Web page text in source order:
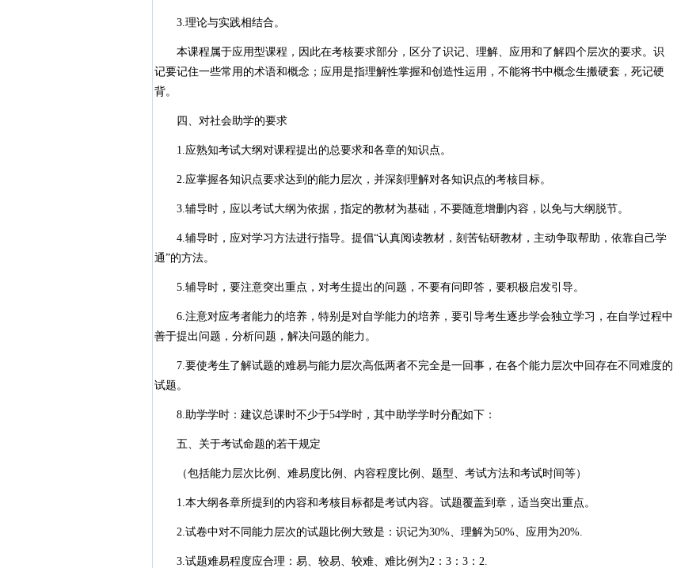
3.理论与实践相结合。
本课程属于应用型课程，因此在考核要求部分，区分了识记、理解、应用和了解四个层次的要求。识
记要记住一些常用的术语和概念；应用是指理解性掌握和创造性运用，不能将书中概念生搬硬套，死记硬
背。
四、对社会助学的要求
1.应熟知考试大纲对课程提出的总要求和各章的知识点。
2.应掌握各知识点要求达到的能力层次，并深刻理解对各知识点的考核目标。
3.辅导时，应以考试大纲为依据，指定的教材为基础，不要随意增删内容，以免与大纲脱节。
4.辅导时，应对学习方法进行指导。提倡“认真阅读教材，刻苦钻研教材，主动争取帮助，依靠自己学
通”的方法。
5.辅导时，要注意突出重点，对考生提出的问题，不要有问即答，要积极启发引导。
6.注意对应考者能力的培养，特别是对自学能力的培养，要引导考生逐步学会独立学习，在自学过程中
善于提出问题，分析问题，解决问题的能力。
7.要使考生了解试题的难易与能力层次高低两者不完全是一回事，在各个能力层次中回存在不同难度的
试题。
8.助学学时：建议总课时不少于54学时，其中助学学时分配如下：
五、关于考试命题的若干规定
（包括能力层次比例、难易度比例、内容程度比例、题型、考试方法和考试时间等）
1.本大纲各章所提到的内容和考核目标都是考试内容。试题覆盖到章，适当突出重点。
2.试卷中对不同能力层次的试题比例大致是：识记为30%、理解为50%、应用为20%.
3.试题难易程度应合理：易、较易、较难、难比例为2：3：3：2.